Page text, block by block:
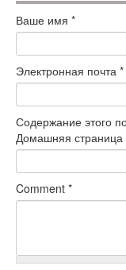
Ваше имя *
Электронная почта *
Содержание этого
Домашняя страница
Comment *